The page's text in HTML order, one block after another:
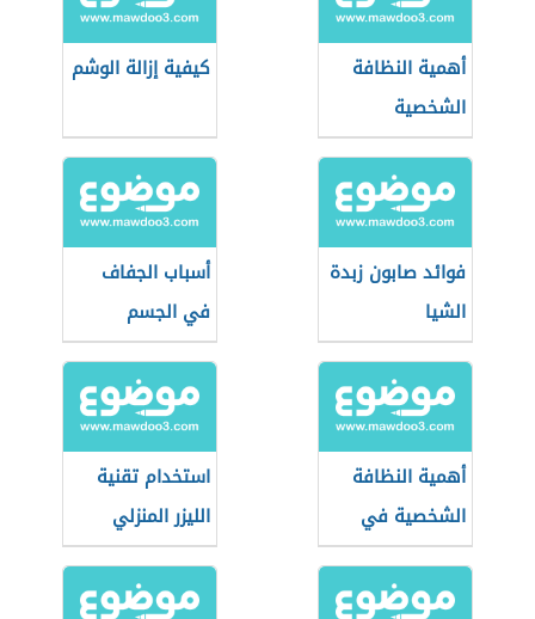
أهمية النظافة
الشخصية
كيفية إزالة الوشم
فوائد صابون زبدة
الشيا
أسباب الجفاف
في الجسم
أهمية النظافة
الشخصية في
العمل
استخدام تقنية
الليزر المنزلي